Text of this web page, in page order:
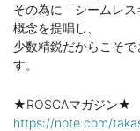
その為に「シームレ
概念を提唱し、
少数精鋭だからこそ
す。
★ROSCAマガジン★
https://note.com/